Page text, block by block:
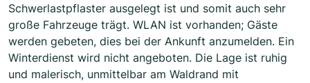
Schwerlastpflaster ausgelegt ist und somit auch sehr
große Fahrzeuge trägt. WLAN ist vorhanden; Gäste
werden gebeten, dies bei der Ankunft anzumelden. Ein
Winterdienst wird nicht angeboten. Die Lage ist ruhig
und malerisch, unmittelbar am Waldrand mit